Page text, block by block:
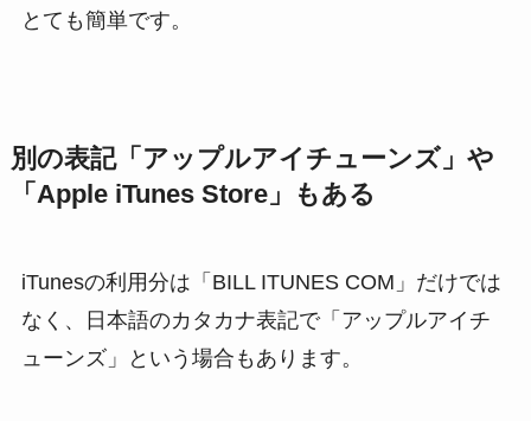
とても簡単です。
別の表記「アップルアイチューンズ」や
「Apple iTunes Store」もある
iTunesの利用分は「BILL ITUNES COM」だけでは
なく、日本語のカタカナ表記で「アップルアイチ
ューンズ」という場合もあります。